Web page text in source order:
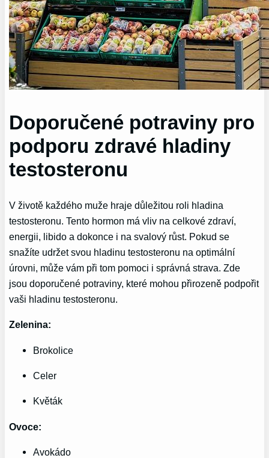
Doporučené potraviny pro
podporu zdravé hladiny
testosteronu
V životě každého muže⁢ hraje ⁣důležitou roli hladina
testosteronu. Tento⁣ hormon má vliv na‍ celkové zdraví,
energii, libido a dokonce i na ⁣svalový‍ růst. Pokud se
snažíte udržet svou hladinu testosteronu na optimální
úrovni, může vám při tom pomoci i správná strava. ⁢Zde‍
jsou doporučené potraviny, které mohou přirozeně podpořit
⁤vaši hladinu ‍testosteronu.
Zelenina:
Brokolice
Celer
Květák
Ovoce:
Avokádo